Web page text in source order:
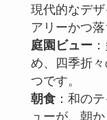
現代的なデ
アリーかつ
庭園ビュー
め、四季折
つです。
朝食：和の
ューが、朝